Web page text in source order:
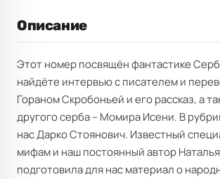
Описание
Этот номер посвящён фантастике
найдёте интервью с писателем и
Гораном Скробоньей и его рассказ, а
другого серба – Момира Исени. В
нас Дарко Стоянович. Известный
мифам и наш постоянный автор
подготовила для нас материал о